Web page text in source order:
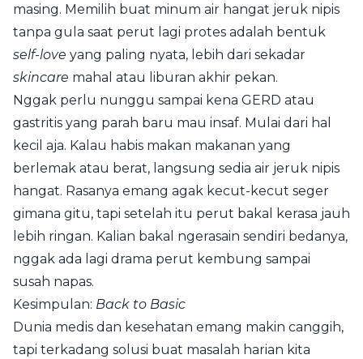
masing. Memilih buat minum air hangat jeruk nipis
tanpa gula saat perut lagi protes adalah bentuk
self-love yang paling nyata, lebih dari sekadar
skincare mahal atau liburan akhir pekan.
Nggak perlu nunggu sampai kena GERD atau
gastritis yang parah baru mau insaf. Mulai dari hal
kecil aja. Kalau habis makan makanan yang
berlemak atau berat, langsung sedia air jeruk nipis
hangat. Rasanya emang agak kecut-kecut seger
gimana gitu, tapi setelah itu perut bakal kerasa jauh
lebih ringan. Kalian bakal ngerasain sendiri bedanya,
nggak ada lagi drama perut kembung sampai
susah napas.
Kesimpulan: Back to Basic
Dunia medis dan kesehatan emang makin canggih,
tapi terkadang solusi buat masalah harian kita